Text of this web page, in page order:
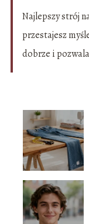
Najlepszy strój
przestajesz
dobrze i